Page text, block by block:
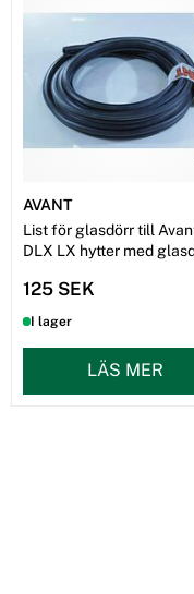
AVANT
List för glasdörr till
DLX LX hytter med
125 SEK
I lager
LÄS MER